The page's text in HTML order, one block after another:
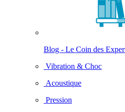
Blog - Le Coin des
Vibration & Choc
Acoustique
Pression